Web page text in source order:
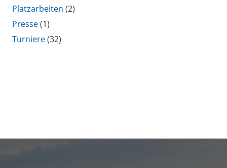
Platzarbeiten (2)
Presse(1)
Turniere(32)